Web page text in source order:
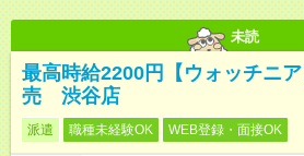
未読
最高時給2200円【ウォッチニ
売 渋谷店
派遣 職種未経験OK WEB登録・面接OK